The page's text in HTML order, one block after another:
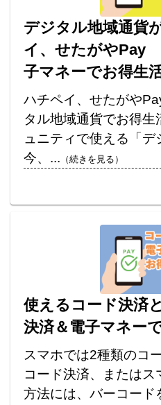
デジタル地域通貨
イ、せたがやPay
子マネーでお得生
ハチペイ、せたがや
タル地域通貨でお得生
ュニティで使える「
今、... （続きを見る）
使えるコード決済
決済＆電子マネー
スマホでは2種類のコ
コード決済、またはス
方法には、バーコード